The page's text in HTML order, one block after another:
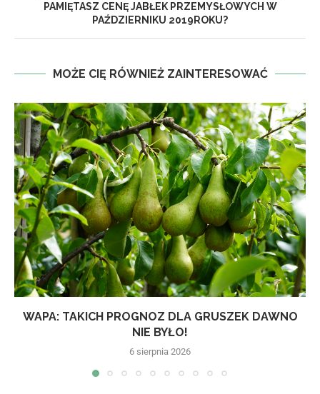
PAMIĘTASZ CENĘ JABŁEK PRZEMYSŁOWYCH W
PAŹDZIERNIKU 2019ROKU?
MOŻE CIĘ RÓWNIEŻ ZAINTERESOWAĆ
WAPA: TAKICH PROGNOZ DLA GRUSZEK DAWNO
NIE BYŁO!
6 sierpnia 2026